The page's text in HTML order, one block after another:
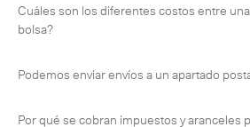
Cuáles son los diferentes costos entre
bolsa?
Podemos enviar envíos a un apartado
Por qué se cobran impuestos y aranceles
Suscríbete a nuestro boletín